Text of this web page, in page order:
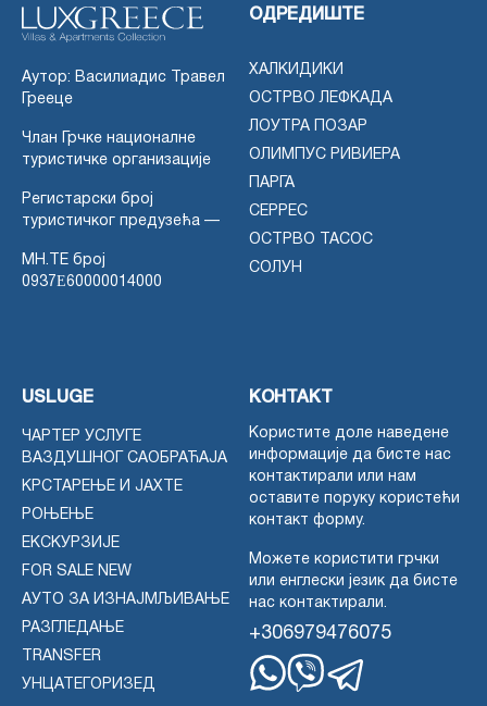
Аутор: Василиадис Травел
Грееце
Члан Грчке националне
туристичке организације
Регистарски број
туристичког предузећа —
MH.TE број
0937Ε60000014000
ОДРЕДИШТЕ
ХАЛКИДИКИ
ОСТРВО ЛЕФКАДА
ЛОУТРА ПОЗАР
ОЛИМПУС РИВИЕРА
ПАРГА
СЕРРЕС
ОСТРВО ТАСОС
СОЛУН
USLUGE
ЧАРТЕР УСЛУГЕ
ВАЗДУШНОГ САОБРАЋАЈА
КРСТАРЕЊЕ И ЈАХТЕ
РОЊЕЊЕ
ЕКСКУРЗИЈЕ
FOR SALE NEW
АУТО ЗА ИЗНАЈМЉИВАЊЕ
РАЗГЛЕДАЊЕ
TRANSFER
УНЦАТЕГОРИЗЕД
КОНТАКТ
Користите доле наведене
информације да бисте нас
контактирали или нам
оставите поруку користећи
контакт форму.
Можете користити грчки
или енглески језик да бисте
нас контактирали.
+306979476075